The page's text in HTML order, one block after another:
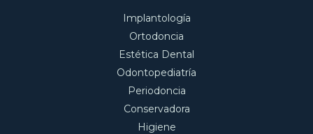
Implantología
Ortodoncia
Estética Dental
Odontopediatría
Periodoncia
Conservadora
Higiene